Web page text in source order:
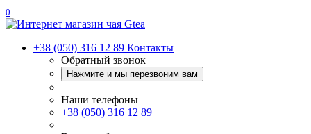
0
+38 (050) 316 12 89 Контакты
Обратный звонок
Нажмите и мы перезвоним вам
Наши телефоны
+38 (050) 316 12 89